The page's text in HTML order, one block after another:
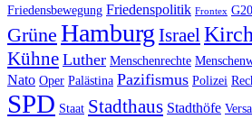
Friedensbewegung Friedenspolitik Frontex G20
Grüne Hamburg Israel
Kühne Luther Menschenrechte
Nato Oper Palästina Pazifismus Polizei
SPD Staat Stadthaus Stadthöfe